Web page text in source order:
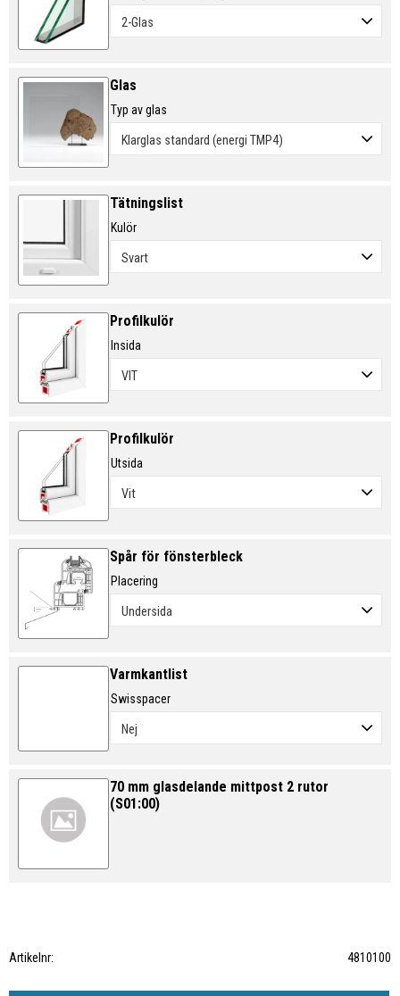
Glas
Typ av glas
Tätningslist
Kulör
Profilkulör
Insida
Profilkulör
Utsida
Spår för fönsterbleck
Placering
Varmkantlist
Swisspacer
70 mm glasdelande mittpost 2 rutor
(S01:00)
Artikelnr 4810100